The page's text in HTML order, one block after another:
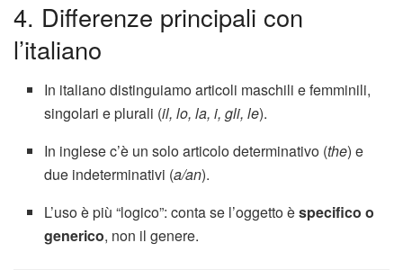
4. Differenze principali con
l’italiano
In italiano distinguiamo articoli maschili e femminili,
singolari e plurali (il, lo, la, i, gli, le).
In inglese c’è un solo articolo determinativo (the) e
due indeterminativi (a/an).
L’uso è più “logico”: conta se l’oggetto èspecifico o
generico, non il genere.